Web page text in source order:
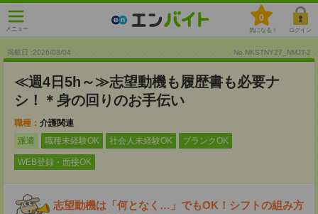
メニュー
0
気になる！ ログイン
掲載日 :2026/08/04 No.NKSTNY27_NMJT-2
≪週4日5h～≫志望動機も履歴書も必要ナ
シ！＊身の回りのお手伝い
職種： 介護関連
派遣
職種未経験OK 社会人未経験OK ブランクOK
WEB登録・面接OK
志望動機は「何となく…」でもOK！シフトの組み方